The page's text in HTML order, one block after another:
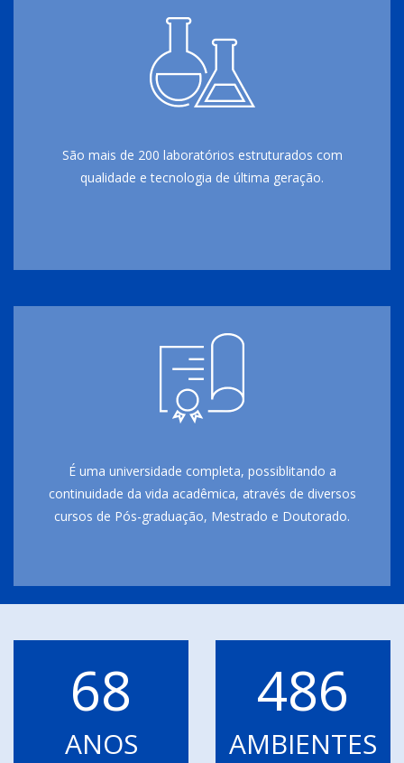
São mais de 200 laboratórios estruturados com
qualidade e tecnologia de última geração.
É uma universidade completa, possiblitando a
continuidade da vida acadêmica, através de diversos
cursos de Pós-graduação, Mestrado e Doutorado.
68
ANOS
486
AMBIENTES